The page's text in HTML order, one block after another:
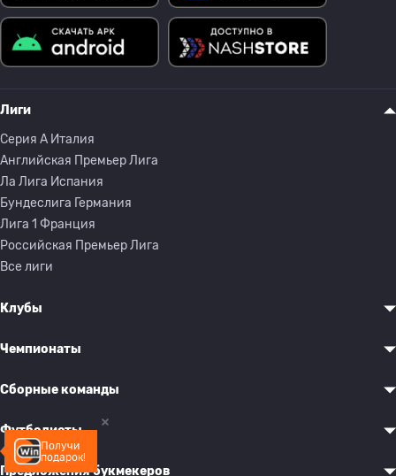
Получи
подарок!
Лиги
Серия A Италия
Английская Премьер Лига
Ла Лига Испания
Бундеслига Германия
Лига 1 Франция
Российская Премьер Лига
Все лиги
Клубы
Чемпионаты
Сборные команды
Футболисты
Предложения букмекеров